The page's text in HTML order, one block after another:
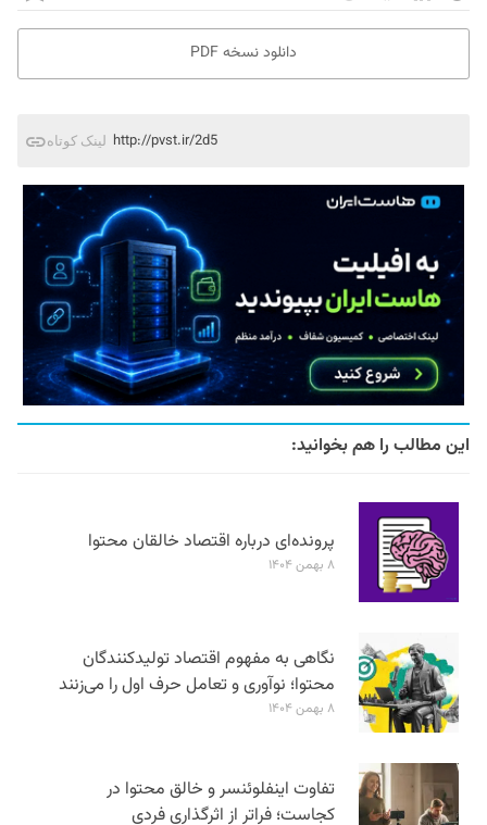
دانلود نسخه PDF
لینک کوتاه http://pvst.ir/2d5
این مطالب را هم بخوانید:
پرونده‌ای درباره اقتصاد خالقان محتوا
۸ بهمن ۱۴۰۴
نگاهی به مفهوم اقتصاد تولیدکنندگان
محتوا؛ نوآوری و تعامل حرف اول را می‌زنند
۸ بهمن ۱۴۰۴
تفاوت اینفلوئنسر و خالق محتوا در
کجاست؛ فراتر از اثرگذاری فردی